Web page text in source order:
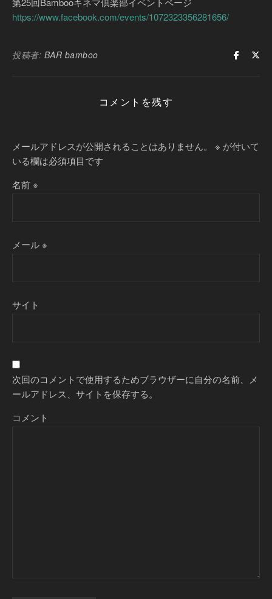
https://www.facebook.com/events/1072323356281656/
投稿者: BAR bamboo
コメントを残す
メールアドレスが公開されることはありません。 ※ が付いて
いる欄は必須項目です
名前※
メール※
サイト
次回のコメントで使用するためブラウザーに自分の名前、メ
ールアドレス、サイトを保存する。
コメント